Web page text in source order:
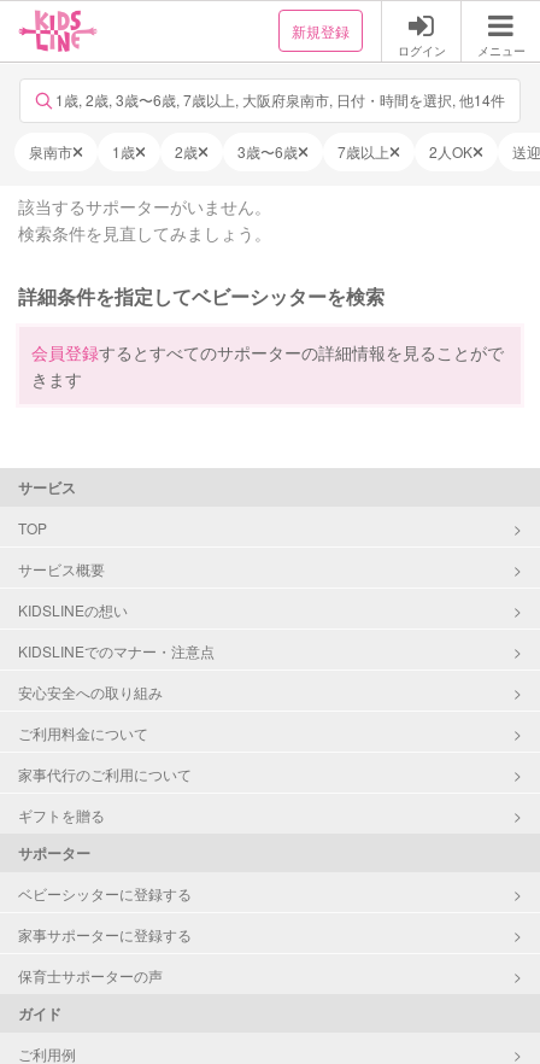
新規登録
ログイン メニュー
1歳, 2歳, 3歳〜6歳, 7歳以上, 大阪府泉南市, 日付・時間を選択, 他14件
泉南市 1歳 2歳 3歳〜6歳 7歳以上 2人OK 送
該当するサポーターがいません。
検索条件を見直してみましょう。
詳細条件を指定してベビーシッターを検索
会員登録するとすべてのサポーターの詳細情報を見ることがで
きます
サービス
TOP
サービス概要
KIDSLINEの想い
KIDSLINEでのマナー・注意点
安心安全への取り組み
ご利用料金について
家事代行のご利用について
ギフトを贈る
サポーター
ベビーシッターに登録する
家事サポーターに登録する
保育士サポーターの声
ガイド
ご利用例